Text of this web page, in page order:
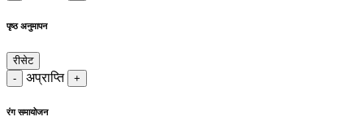
पृष्ठ अनुमापन
रीसेट
-
अप्राप्ति +
रंग समायोजन